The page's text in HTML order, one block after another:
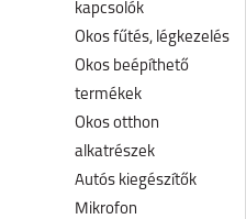
kapcsolók
Okos fűtés, légkezelés
Okos beépíthető
termékek
Okos otthon
alkatrészek
Autós kiegészítők
Mikrofon